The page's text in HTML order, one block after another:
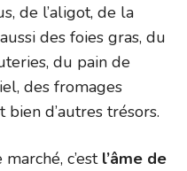
de l’aligot, de la
des foies gras, du
du pain de
des fromages
d’autres trésors.
c’est l’âme de